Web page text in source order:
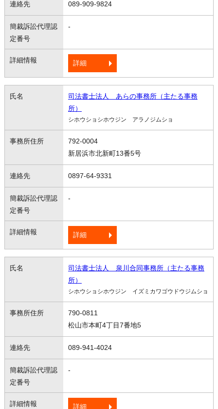
089-909-9824
-
詳細
司法書士法人 あらの事務所（主たる事務
所）
シホウショシホウジン アラノジムショ
792-0004
新居浜市北新町13番5号
0897-64-9331
-
詳細
司法書士法人 泉川合同事務所（主たる事務
所）
シホウショシホウジン イズミカワゴウドウジムショ
790-0811
松山市本町4丁目7番地5
089-941-4024
-
詳細